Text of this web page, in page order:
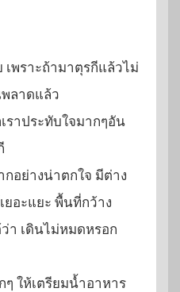
พราะถ้ามาตุรกีแล้วไม่
ลาดแล้ว
ราประทับใจมากๆอัน
อย่างน่าตกใจ มีต่าง
อะแยะ พื้นที่กว้าง
า เดินไม่หมดหรอก
ให้เตรียมน้ำอาหาร